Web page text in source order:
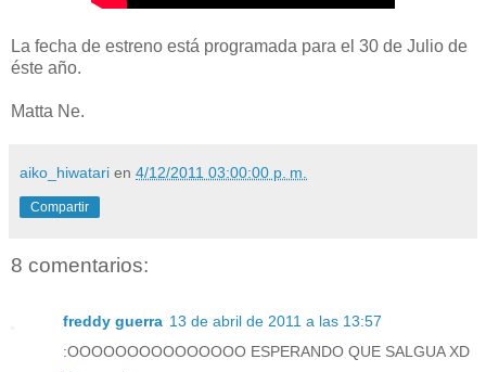
La fecha de estreno está programada para el 30 de Julio de
éste año.
Matta Ne.
aiko_hiwatari en 4/12/2011 03:00:00 p. m.
Compartir
8 comentarios:
freddy guerra 13 de abril de 2011 a las 13:57
:OOOOOOOOOOOOOOO ESPERANDO QUE SALGUA XD